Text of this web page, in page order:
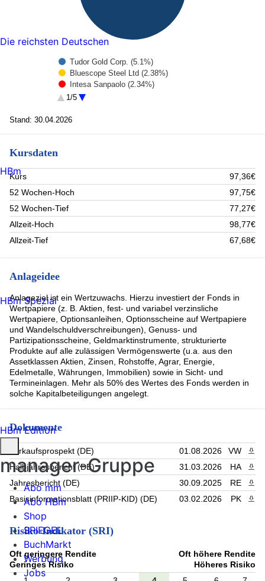
Tudor Gold Corp. (5.1%)
Bluescope Steel Ltd (2.38%)
Intesa Sanpaolo (2.34%)
Target Corporation (2.24%)
Toronto Dominion Bank -CAD- (2.19%)
1/5
Stand: 30.04.2026
Kursdaten
Kurs
97,36€
52 Wochen-Hoch
97,75€
52 Wochen-Tief
77,27€
Allzeit-Hoch
98,77€
Allzeit-Tief
67,68€
Anlageidee
Anlageziel ist ein Wertzuwachs. Hierzu investiert der Fonds in
Wertpapiere (z. B. Aktien, fest- und variabel verzinsliche
Wertpapiere, Optionsanleihen, Optionsscheine auf Wertpapiere
und Wandelschuldverschreibungen), Genuss- und
Partizipationsscheine, Geldmarktinstrumente, strukturierte
Produkte auf alle zulässigen Vermögenswerte (u.a. aus den
Assetklassen Aktien, Zinsen, Rohstoffe, Agrar, Energie,
Edelmetalle, Währungen, Immobilien) sowie in Sicht- und
Termineinlagen. Mehr als 50% des Wertes des Fonds werden in
solche Kapitalbeteiligungen angelegt.
Dokumente
Verkaufsprospekt (DE) 01.08.2026 VW
Halbjahresbericht (DE)
31.03.2026 HA
Jahresbericht (DE)
30.09.2025 RE
Basisinformationsblatt (PRIIP-KID) (DE)
03.02.2026 PK
Risiko-Indikator (SRI)
Oft geringere Rendite
Geringes Risiko
Oft höhere Rendite
Höheres Risiko
Die reichsten Deutschen
HBm
HBm Spezial
HBm Edition
manager-Gruppe
Abo mm
Abo HBm
Shop
SPIEGEL
BuchMarkt
Werbung
Jobs